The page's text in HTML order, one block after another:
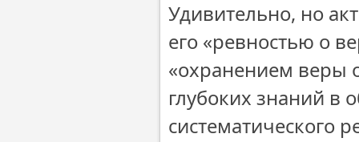
Удивительно, но
его «ревностью о
«охранением веры
глубоких знаний в
систематического